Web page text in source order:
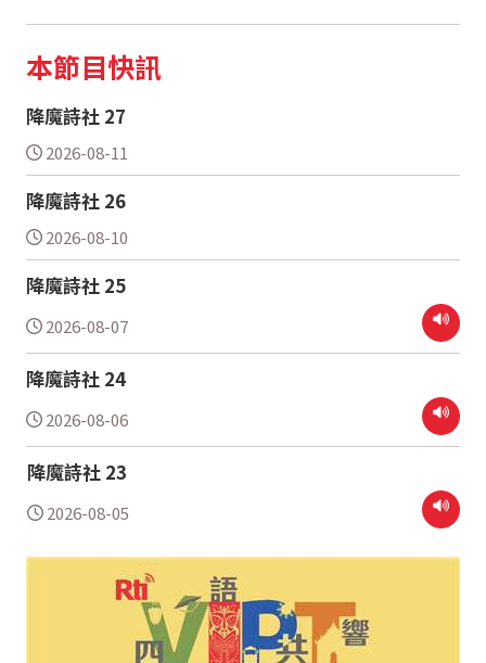
本節目快訊
降魔詩社 27
2026-08-11
降魔詩社 26
2026-08-10
降魔詩社 25
2026-08-07
降魔詩社 24
2026-08-06
降魔詩社 23
2026-08-05